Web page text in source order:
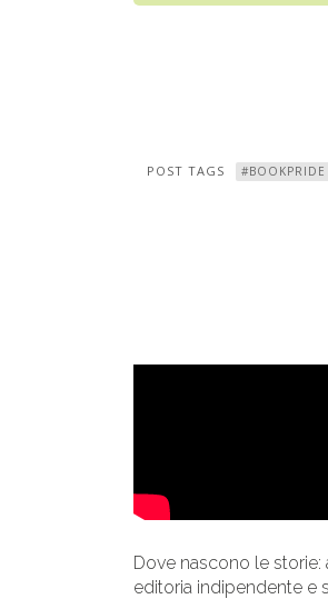
POST TAGS #BOOKPRIDE
Dove nascono le storie:
editoria indipendente e